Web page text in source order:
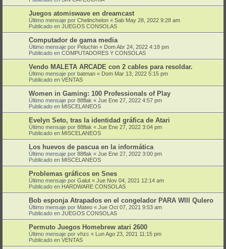
Juegos atomiswave en dreamcast
Último mensaje por Chelinchelon « Sab May 28, 2022 9:28 am
Publicado en JUEGOS CONSOLAS
Computador de gama media
Último mensaje por Peluchin « Dom Abr 24, 2022 4:18 pm
Publicado en COMPUTADORES Y CONSOLAS
Vendo MALETA ARCADE con 2 cables para resoldar.
Último mensaje por batman « Dom Mar 13, 2022 5:15 pm
Publicado en VENTAS
Women in Gaming: 100 Professionals of Play
Último mensaje por 88flak « Jue Ene 27, 2022 4:57 pm
Publicado en MISCELANEOS
Evelyn Seto, tras la identidad gráfica de Atari
Último mensaje por 88flak « Jue Ene 27, 2022 3:04 pm
Publicado en MISCELANEOS
Los huevos de pascua en la informática
Último mensaje por 88flak « Jue Ene 27, 2022 3:00 pm
Publicado en MISCELANEOS
Problemas gráficos en Snes
Último mensaje por Galut « Jue Nov 04, 2021 12:14 am
Publicado en HARDWARE CONSOLAS
Bob esponja Atrapados en el congelador PARA WIII QuIero
Último mensaje por Mateo « Jue Oct 07, 2021 9:53 am
Publicado en JUEGOS CONSOLAS
Permuto Juegos Homebrew atari 2600
Último mensaje por vhzc « Lun Ago 23, 2021 11:15 pm
Publicado en VENTAS